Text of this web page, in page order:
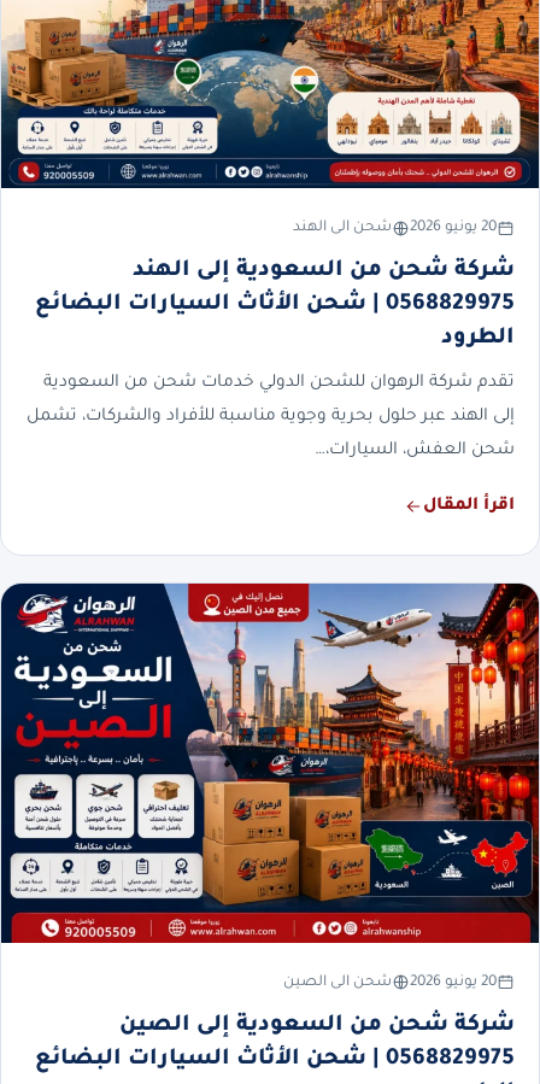
20 يونيو 2026 شحن الى الهند
شركة شحن من السعودية إلى الهند
0568829975 | شحن الأثاث السيارات البضائع
الطرود
تقدم شركة الرهوان للشحن الدولي خدمات شحن من السعودية
إلى الهند عبر حلول بحرية وجوية مناسبة للأفراد والشركات، تشمل
شحن العفش، السيارات،…
اقرأ المقال
20 يونيو 2026 شحن الى الصين
شركة شحن من السعودية إلى الصين
0568829975 | شحن الأثاث السيارات البضائع